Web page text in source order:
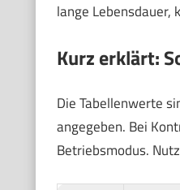
lange Lebensdauer,
Kurz erklärt:
Die Tabellenwerte
angegeben. Bei
Betriebsmodus.